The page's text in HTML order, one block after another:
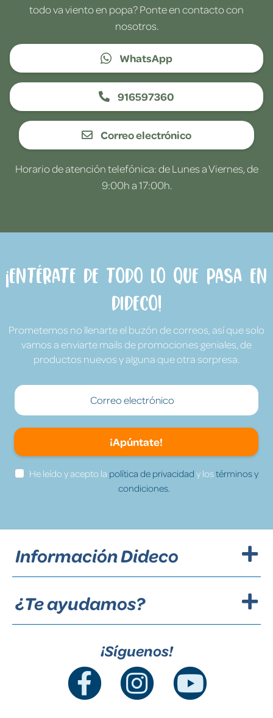
todo va viento en popa? Ponte en contacto con
nosotros.
WhatsApp
916597360
Correo electrónico
Horario de atención telefónica: de Lunes a Viernes, de
9:00h a 17:00h.
¡Entérate de todo lo que pasa en
Dideco!
Prometemos no llenarte el buzón de correos, así que solo
vamos a enviarte mails de promociones geniales, de
productos nuevos y alguna que otra sorpresa.
¡Apúntate!
He leído y acepto la política de privacidad y lostérminos y
condiciones.
Información Dideco
¿Te ayudamos?
¡Síguenos!